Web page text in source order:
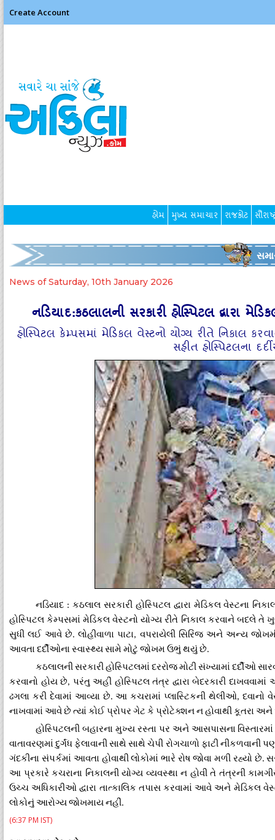
Create Account
હોમ મુખ્ય સમાચાર રાજકોટ
News of Saturday, 10th January 2026
નડિયાદ:કઠલાલની સરકારી હોસ્પિટલ દ્વારા
હોસ્પિટલ કેમ્પસમાં મેડિકલ વેસ્ટનો યોગ્ય રીતે નિકાલ
સહીત હોસ્પિટલના
નડિયાદ: કઠલાલ સરકારી હોસ્પિટલ દ્વારા મેડિકલ વેસ્ટના
હોસ્પિટલ કેમ્પસમાં મેડિકલ વેસ્ટનો યોગ્ય રીતે નિકાલ કરવાને બદલે તે
સુધી લઈ આવે છે.લોહીવાળા પાટા, વપરાયેલી સિરિંજ અને અન્ય
આવતા દર્દીઓના સ્વાસ્થ્યસામે મોટું જોખમ ઉભુંથયુંછે.
કઠલાલનીસરકારીહોસ્પિટલમાં દરરોજમોટીસંખ્યામાં દર્દીઓ
કરવાનો હોય છે, પરંતુ અહીં હોસ્પિટલ તંત્ર દ્વારા બેદરકારી દાખવવામાં
ઢગલા કરી દેવામાં આવ્યા છે.આ કચરામાં પ્લાસ્ટિકની થેલીઓ,દવાનો
નાખવામાં આવેછે ત્યાં કોઈ પ્રોપર ગેટ કે પ્રોટેક્શનનહોવાથીકૂતરા અને
હોસ્પિટલની બહારના મુખ્ય રસ્તા પર અને આસપાસના વિસ્તારમાં
વાતાવરણમાં દુર્ગંધફેલાવાની સાથે સાથે ચેપી રોગચાળો ફાટી નીકળવાની
ગંદકીના સંપર્કમાં આવતા હોવાથી લોકોમાં ભારે રોષ જોવા મળી રહ્યો છે.
આ પ્રકારે કચરાના નિકાલની યોગ્ય વ્યવસ્થા ન હોવી તે તંત્રની
ઉચ્ચ અધિકારીઓ દ્વારા તાત્કાલિક તપાસ કરવામાં આવે અને મેડિકલ
લોકોનુંઆરોગ્યજોખમાયનહીં.
(6:37 PM IST)